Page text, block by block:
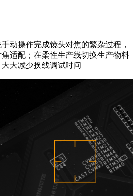
操作完成镜头对焦的繁杂过程，
适配；在柔性生产线切换生产物料
大大减少换线调试时间